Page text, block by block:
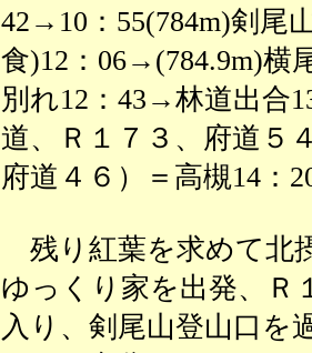
42→10：55(784m)剣尾
食)12：06→(784.9m)横
別れ12：43→林道出合
道、Ｒ１７３、府道５
府道４６）＝高槻14：
残り紅葉を求めて北
ゆっくり家を出発、Ｒ
入り、剣尾山登山口を